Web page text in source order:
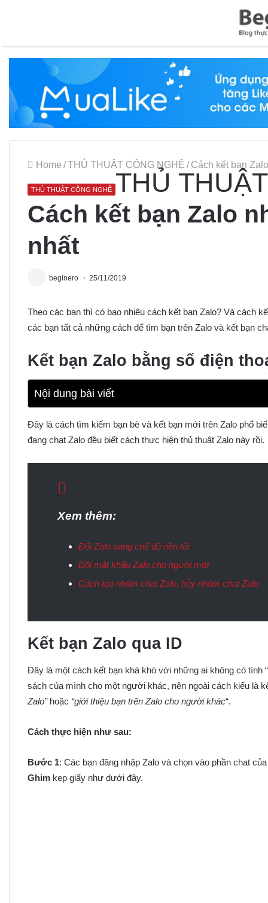
Home /THỦ THUẬT CÔNG NGHỆ / Cách kết bạn
THỦ THUẬT CÔNG NGHỆ THỦ
Cách kết bạn Zalo
nhất
beginero 25/11/2019
Theo các bạn thì có bao nhiêu cách kết bạn Zalo? Và cách
các bạn tất cả những cách để tìm bạn trên Zalo và kết bạn
Kết bạn Zalo bằng số điện
Nội dung bài viết
Đây là cách tìm kiếm bạn bè và kết bạn mới trên Zalo phổ
đang chat Zalo đều biết cách thực hiện thủ thuật Zalo này rồi.
Xem thêm:
Đổi Zalo sang chế độ nền tối
Đổi mật khẩu Zalo cho người mới
Cách tạo nhóm chat Zalo, hủy nhóm chat Zalo
Kết bạn Zalo qua ID
Đây là một cách kết bạn khá khó với những ai không có tính
sách của mình cho một người khác, nên ngoài cách kiểu là
Zalo”hoặc “giới thiệu bạn trên Zalo cho người khác“.
Cách thực hiện như sau:
Bước 1: Các bạn đăng nhập Zalo và chọn vào phần chat
Ghim kẹp giấy như dưới đây.